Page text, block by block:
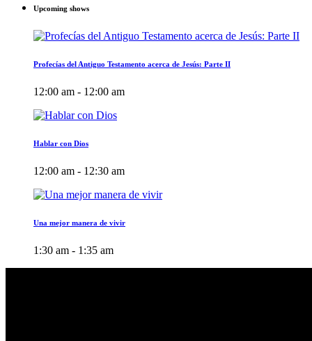
Upcoming shows
Profecías del Antiguo Testamento acerca de Jesús: Parte II
12:00 am - 12:00 am
Hablar con Dios
12:00 am - 12:30 am
Una mejor manera de vivir
1:30 am - 1:35 am